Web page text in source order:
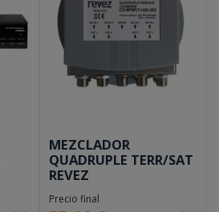
MEZCLADOR
QUADRUPLE TERR/SAT
REVEZ
Precio final